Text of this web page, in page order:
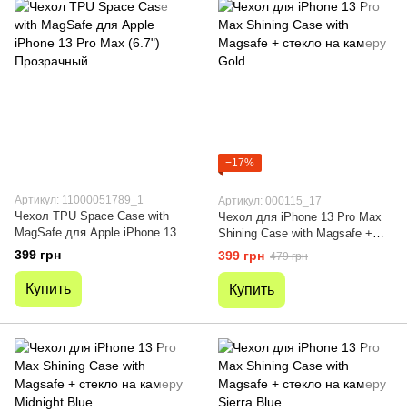
Артикул: 11000051789_1
Чехол TPU Space Case with
MagSafe для Apple iPhone 13
Pro Max (6.7") Прозрачный
399 грн
Купить
−17%
Артикул: 000115_17
Чехол для iPhone 13 Pro Max
Shining Case with Magsafe +
стекло на камеру Gold
399 грн 479 грн
Купить